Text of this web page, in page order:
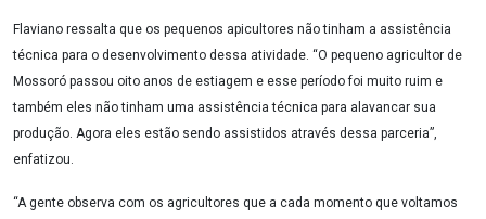
Flaviano ressalta que os pequenos apicultores não tinham a assistência
técnica para o desenvolvimento dessa atividade. “O pequeno agricultor de
Mossoró passou oito anos de estiagem e esse período foi muito ruim e
também eles não tinham uma assistência técnica para alavancar sua
produção. Agora eles estão sendo assistidos através dessa parceria”,
enfatizou.
“A gente observa com os agricultores que a cada momento que voltamos